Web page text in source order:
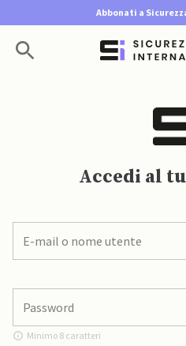
Abbonati a
Accedi al
Minimo 8 caratteri